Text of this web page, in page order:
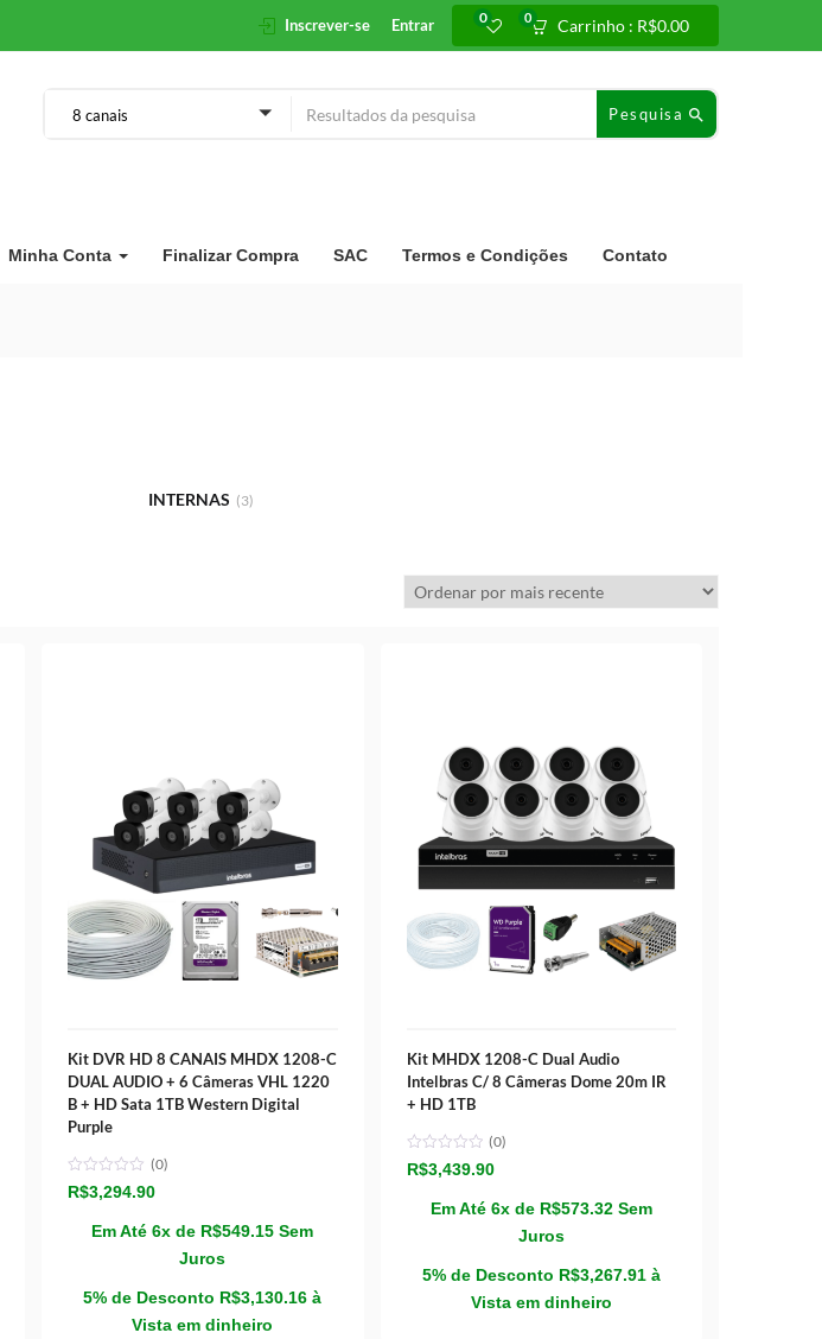
Carrinho : R$0.00
0
0
Inscrever-se Entrar
8 canais Pesquisa
Minha Conta Finalizar Compra SAC Termos e Condições Contato
INTERNAS (3)
Kit DVR HD 8 CANAIS MHDX 1208-C
DUAL AUDIO + 6 Câmeras VHL 1220
B + HD Sata 1TB Western Digital
Purple
(0)
R$3,294.90
Em Até 6x de R$549.15 Sem
Juros
5% de Desconto R$3,130.16 à
Vista em dinheiro
Kit MHDX 1208-C Dual Audio
Intelbras C/ 8 Câmeras Dome 20m IR
+ HD 1TB
(0)
R$3,439.90
Em Até 6x de R$573.32 Sem
Juros
5% de Desconto R$3,267.91 à
Vista em dinheiro